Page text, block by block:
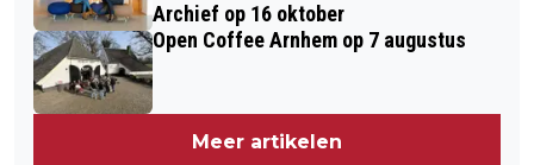
Archief op 16 oktober
Open Coffee Arnhem op 7 augustus
Meer artikelen